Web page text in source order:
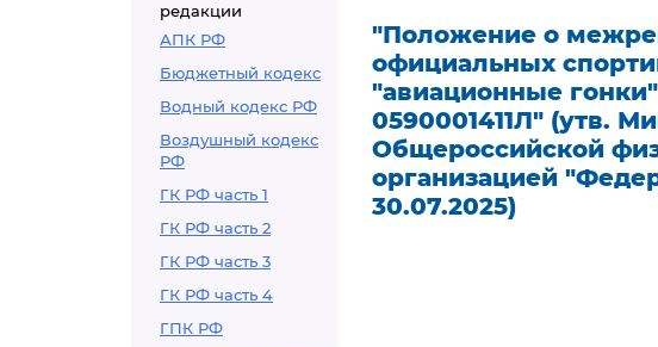
редакции
АПК РФ
Бюджетный кодекс
Водный кодекс РФ
Воздушный кодекс
РФ
ГК РФ часть 1
ГК РФ часть 2
ГК РФ часть 3
ГК РФ часть 4
ГПК РФ
"Положение о
официальных
"авиационные
0590001411Л" (утв.
Общероссийской
организацией
30.07.2025)